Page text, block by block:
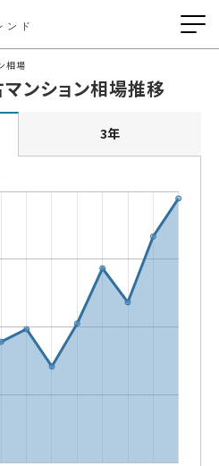
ンド
相場
ンション相場推移
3年